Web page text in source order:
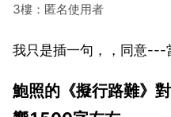
3樓：匿名使用者
我只是插一句，，同意---
鮑照的《擬行路難》